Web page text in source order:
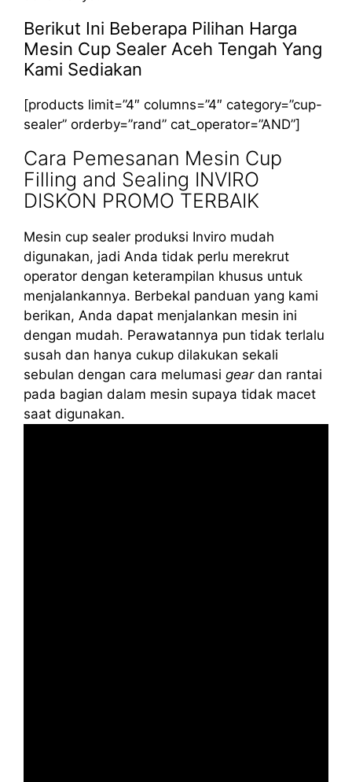
Berikut Ini Beberapa Pilihan Harga
Mesin Cup Sealer Aceh Tengah Yang
Kami Sediakan
[products limit=”4″ columns=”4″ category=”cup-
sealer” orderby=”rand” cat_operator=”AND”]
Cara Pemesanan Mesin Cup
Filling and Sealing INVIRO
DISKON PROMO TERBAIK
Mesin cup sealer produksi Inviro mudah
digunakan, jadi Anda tidak perlu merekrut
operator dengan keterampilan khusus untuk
menjalankannya. Berbekal panduan yang kami
berikan, Anda dapat menjalankan mesin ini
dengan mudah. Perawatannya pun tidak terlalu
susah dan hanya cukup dilakukan sekali
sebulan dengan cara melumasi geardan rantai
pada bagian dalam mesin supaya tidak macet
saat digunakan.